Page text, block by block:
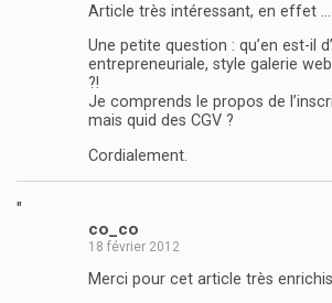
Article très intéressant, en effet …
Une petite question : qu’en est-il
entrepreneuriale, style galerie
?!
Je comprends le propos de
mais quid des CGV ?
Cordialement.
"
co_co
18 février 2012
Merci pour cet article très